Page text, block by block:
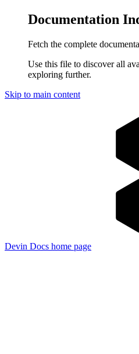
Documentation
Fetch the complete
Use this file to discover all
exploring further.
Skip to main content
Devin Docs home page